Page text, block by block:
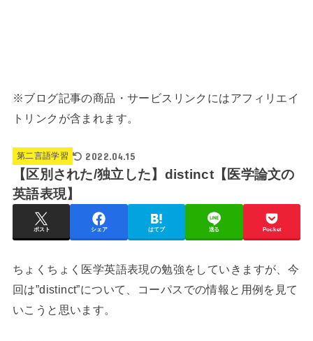
※ブログ記事の商品・サービスリンクにはアフィリエイ
トリンクが含まれます。
第二言語学習 2022.04.15
【区別された/独立した】distinct【医学論文の
英語表現】
ポスト シェア はてブ 送る Pocket
ちょくちょく医学英語表現の勉強をしていきますが、今
回は”distinct”について、コーパスでの情報と用例を見て
いこうと思います。